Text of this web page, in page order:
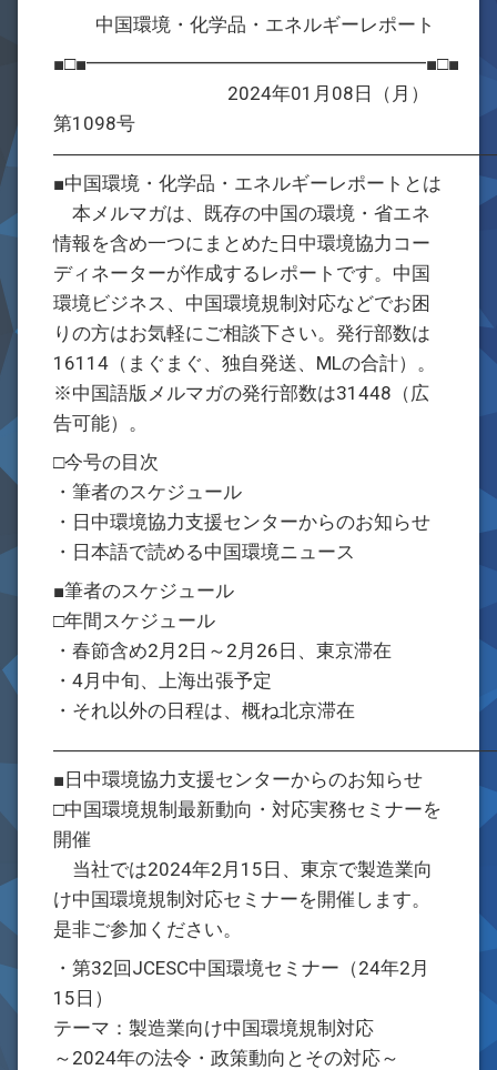
中国環境・化学品・エネルギーレポート
■□■━━━━━━━━━━━━━━━━━━■□■
2024年01月08日（月）
第1098号
■中国環境・化学品・エネルギーレポートとは
本メルマガは、既存の中国の環境・省エネ
情報を含め一つにまとめた日中環境協力コー
ディネーターが作成するレポートです。中国
環境ビジネス、中国環境規制対応などでお困
りの方はお気軽にご相談下さい。発行部数は
16114（まぐまぐ、独自発送、MLの合計）。
※中国語版メルマガの発行部数は31448（広
告可能）。
□今号の目次
・筆者のスケジュール
・日中環境協力支援センターからのお知らせ
・日本語で読める中国環境ニュース
■筆者のスケジュール
□年間スケジュール
・春節含め2月2日～2月26日、東京滞在
・4月中旬、上海出張予定
・それ以外の日程は、概ね北京滞在
■日中環境協力支援センターからのお知らせ
□中国環境規制最新動向・対応実務セミナーを
開催
当社では2024年2月15日、東京で製造業向
け中国環境規制対応セミナーを開催します。
是非ご参加ください。
・第32回JCESC中国環境セミナー（24年2月
15日）
テーマ：製造業向け中国環境規制対応
～2024年の法令・政策動向とその対応～